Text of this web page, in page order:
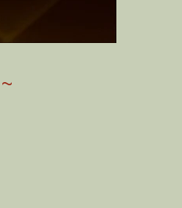
~